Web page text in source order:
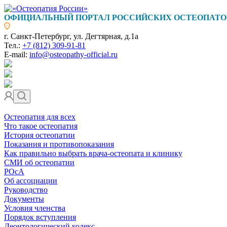
ОФИЦИАЛЬНЫЙ ПОРТАЛ РОССИЙСКИХ
г. Санкт-Петербург, ул. Дегтярная, д.1а
Тел.: +7 (812) 309-91-81
E-mail: info@osteopathy-official.ru
Остеопатия для всех
Что такое остеопатия
История остеопатии
Показания и противопоказания
Как правильно выбрать врача-остеопата и клинику
СМИ об остеопатии
РОсА
Об ассоциации
Руководство
Документы
Условия членства
Порядок вступления